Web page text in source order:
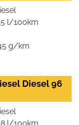
l/100km
g/km
Diesel 96